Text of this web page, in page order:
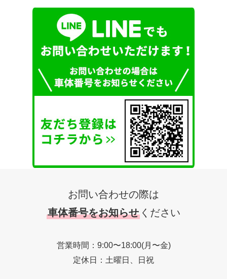
お問い合わせの際は
車体番号をお知らせ ください
営業時間：9:00〜18:00(月〜金)
定休日：土曜日、日祝